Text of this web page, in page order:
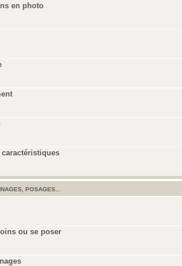
en photo
caractéristiques
POSAGES...
ou se poser